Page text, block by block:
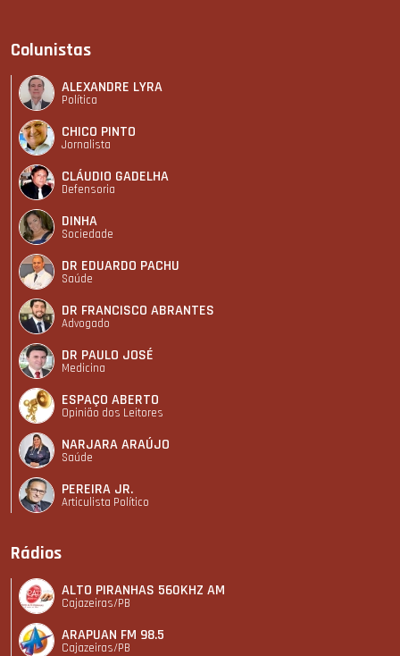
Colunistas
ALEXANDRE LYRA
Política
CHICO PINTO
Jornalista
CLÁUDIO GADELHA
Defensoria
DINHA
Sociedade
DR EDUARDO PACHU
Saúde
DR FRANCISCO ABRANTES
Advogado
DR PAULO JOSÉ
Medicina
ESPAÇO ABERTO
Opinião dos Leitores
NARJARA ARAÚJO
Saúde
PEREIRA JR.
Articulista Polí­tico
Rádios
ALTO PIRANHAS 560KHZ AM
Cajazeiras/PB
ARAPUAN FM 98.5
Cajazeiras/PB